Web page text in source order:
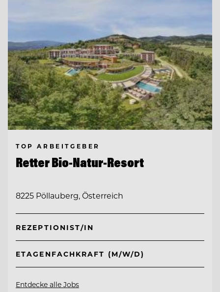
TOP ARBEITGEBER
Retter Bio-Natur-Resort
8225 Pöllauberg, Österreich
REZEPTIONIST/IN
ETAGENFACHKRAFT (M/W/D)
Entdecke alle Jobs